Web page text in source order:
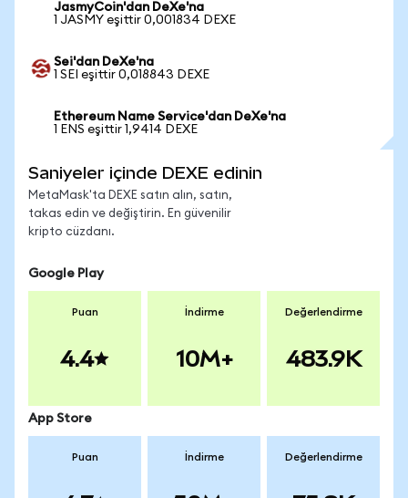
JasmyCoin'dan DeXe'na
1 JASMY eşittir 0,001834 DEXE
Sei'dan DeXe'na
1 SEI eşittir 0,018843 DEXE
Ethereum Name Service'dan DeXe'na
1 ENS eşittir 1,9414 DEXE
Saniyeler içinde DEXE edinin
MetaMask'ta DEXE satın alın, satın,
takas edin ve değiştirin. En güvenilir
kripto cüzdanı.
Google Play
Puan
4.4
İndirme
10M+
Değerlendirme
483.9K
App Store
Puan İndirme Değerlendirme